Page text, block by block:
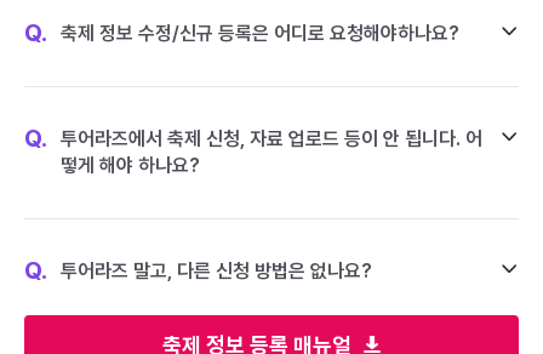
축제 정보 등록 매뉴얼
Q. 축제 정보 수정/신규 등록은 어디로 요청해야하나요?
Q.
투어라즈에서 축제 신청, 자료 업로드 등이 안 됩니다. 어
떻게 해야 하나요?
Q. 투어라즈 말고, 다른 신청 방법은 없나요?